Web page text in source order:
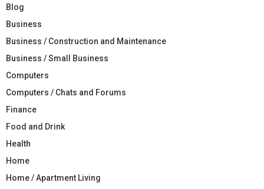
Blog
Business
Business / Construction and Maintenance
Business / Small Business
Computers
Computers / Chats and Forums
Finance
Food and Drink
Health
Home
Home / Apartment Living